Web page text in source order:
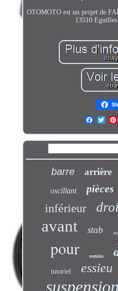
OTOMOTO est un projet de
13510
barre arrière
oscillant pièces
inférieur
avant stab
pour rotules
tutoriel essieu
suspension